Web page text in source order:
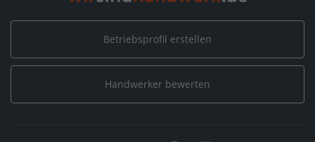
Böden, Parkett, Teppich / Parkettleger
Parkett Kessel Meisterfachbetrieb Zella-Mehlis im schönen
Betriebsprofil erstellen
Handwerker bewerten